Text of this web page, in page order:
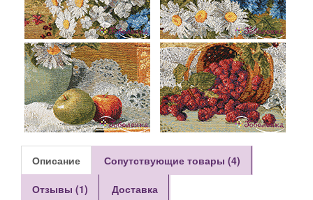
Описание Сопутствующие товары (4)
Отзывы (1) Доставка